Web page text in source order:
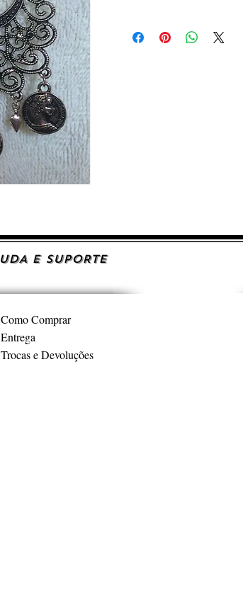
E SUPORTE
Como Comprar
Entrega
Trocas e Devoluções